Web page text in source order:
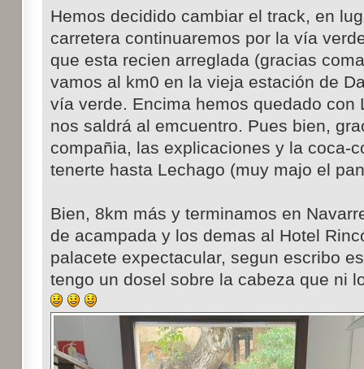
Hemos decidido cambiar el track, en
carretera continuaremos por la vía
que esta recien arreglada (gracias
vamos al km0 en la vieja estación de
vía verde. Encima hemos quedado con
nos saldrá al emcuentro. Pues bien,
compañia, las explicaciones y la coca-
tenerte hasta Lechago (muy majo el
Bien, 8km más y terminamos en
de acampada y los demas al Hotel
palacete expectacular, segun escribo
tengo un dosel sobre la cabeza que ni